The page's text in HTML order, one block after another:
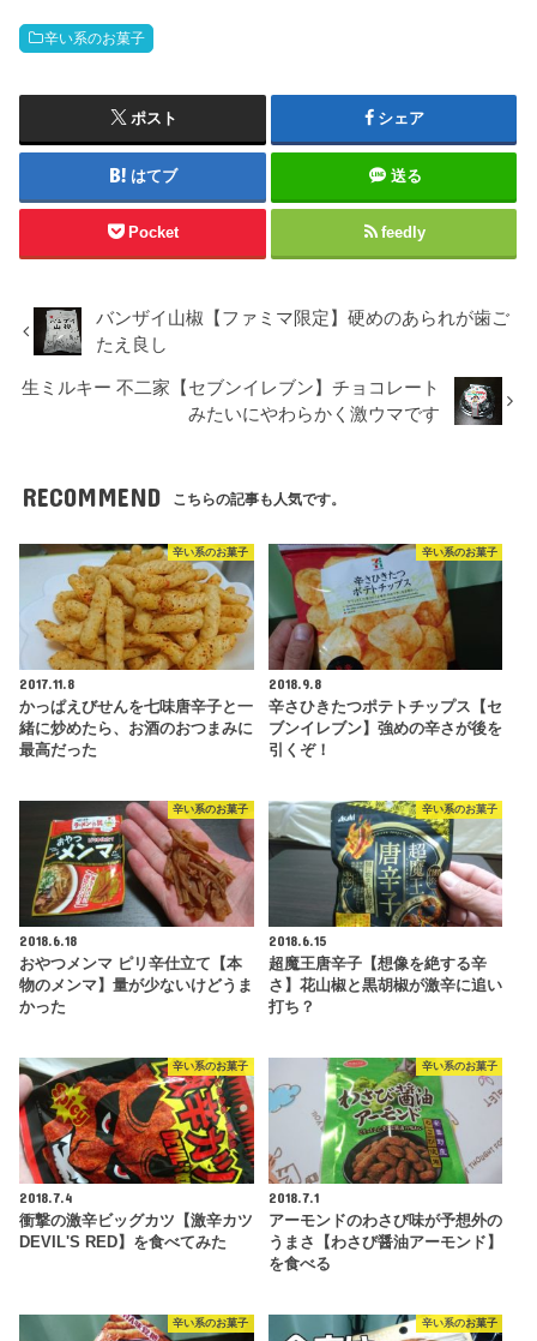
辛い系のお菓子
ポスト シェア
はてブ 送る
Pocket feedly
バンザイ山椒【ファミマ限定】硬めのあられが歯ご
たえ良し
生ミルキー 不二家【セブンイレブン】チョコレート
みたいにやわらかく激ウマです
RECOMMEND こちらの記事も人気です。
辛い系のお菓子
2017.11.8
かっぱえびせんを七味唐辛子と一
緒に炒めたら、お酒のおつまみに
最高だった
辛い系のお菓子
2018.9.8
辛さひきたつポテトチップス【セ
ブンイレブン】強めの辛さが後を
引くぞ！
辛い系のお菓子
2018.6.18
おやつメンマ ピリ辛仕立て【本
物のメンマ】量が少ないけどうま
かった
辛い系のお菓子
2018.6.15
超魔王唐辛子【想像を絶する辛
さ】花山椒と黒胡椒が激辛に追い
打ち？
辛い系のお菓子
2018.7.4
衝撃の激辛ビッグカツ【激辛カツ
DEVIL'S RED】を食べてみた
辛い系のお菓子
2018.7.1
アーモンドのわさび味が予想外の
うまさ【わさび醤油アーモンド】
を食べる
辛い系のお菓子 辛い系のお菓子